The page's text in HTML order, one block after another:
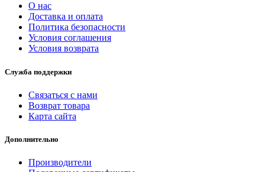
О нас
Доставка и оплата
Политика безопасности
Условия соглашения
Условия возврата
Служба поддержки
Связаться с нами
Возврат товара
Карта сайта
Дополнительно
Производители